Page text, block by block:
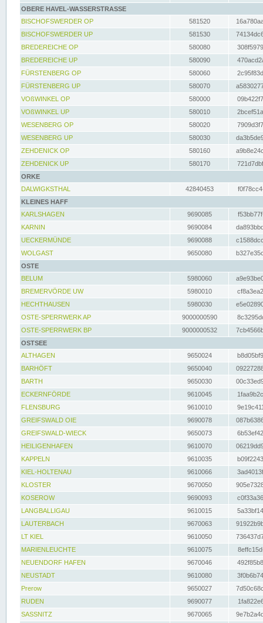
OBERE HAVEL-WASSERSTRASSE
BISCHOFSWERDER OP
581520
BISCHOFSWERDER UP
581530
BREDEREICHE OP
580080
BREDEREICHE UP
580090
FÜRSTENBERG OP
580060
FÜRSTENBERG UP
580070
VOßWINKEL OP
580000
VOßWINKEL UP
580010
WESENBERG OP
580020
WESENBERG UP
580030
ZEHDENICK OP
580160
ZEHDENICK UP
580170
ORKE
DALWIGKSTHAL
42840453
KLEINES HAFF
KARLSHAGEN
9690085
KARNIN
9690084
UECKERMÜNDE
9690088
WOLGAST
9650080
OSTE
BELUM
5980060
BREMERVÖRDE UW
5980010
HECHTHAUSEN
5980030
OSTE-SPERRWERK AP
9000000590
OSTE-SPERRWERK BP
9000000532
OSTSEE
ALTHAGEN
9650024
BARHÖFT
9650040
BARTH
9650030
ECKERNFÖRDE
9610045
FLENSBURG
9610010
GREIFSWALD OIE
9690078
GREIFSWALD-WIECK
9650073
HEILIGENHAFEN
9610070
KAPPELN
9610035
KIEL-HOLTENAU
9610066
KLOSTER
9670050
KOSEROW
9690093
LANGBALLIGAU
9610015
LAUTERBACH
9670063
LT KIEL
9610050
MARIENLEUCHTE
9610075
NEUENDORF HAFEN
9670046
NEUSTADT
9610080
Prerow
9650027
RUDEN
9690077
SASSNITZ
9670065